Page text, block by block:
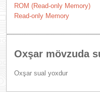
ROM (Read-only Memory)
Read-only Memory
Oxşar mövzuda
Oxşar sual yoxdur